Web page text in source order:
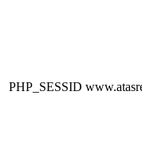
PHP_SESSID